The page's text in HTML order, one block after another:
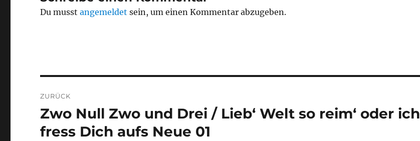
Du musstangemeldet sein, um einen Kommentar abzugeben.
ZURÜCK
Vorheriger
Beitrag:
Zwo Null Zwo und Drei / Lieb‘ Welt so reim‘ oder ich
fress Dich aufs Neue 01